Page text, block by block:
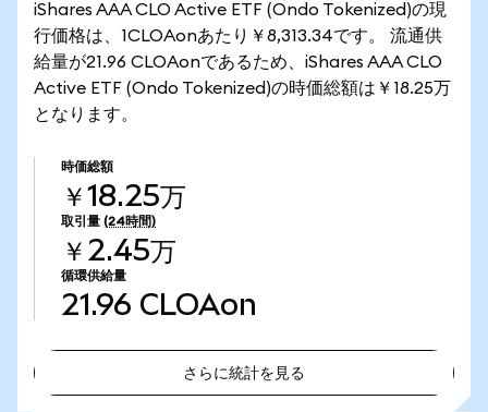
iShares AAA CLO Active ETF (Ondo Tokenized)の現
行価格は、1CLOAonあたり￥8,313.34です。 流通供
給量が21.96 CLOAonであるため、iShares AAA CLO
Active ETF (Ondo Tokenized)の時価総額は￥18.25万
となります。
時価総額
￥18.25万
取引量 (24時間)
￥2.45万
循環供給量
21.96 CLOAon
さらに統計を見る